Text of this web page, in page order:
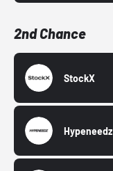
2nd Chance
StockX
Hypeneedz